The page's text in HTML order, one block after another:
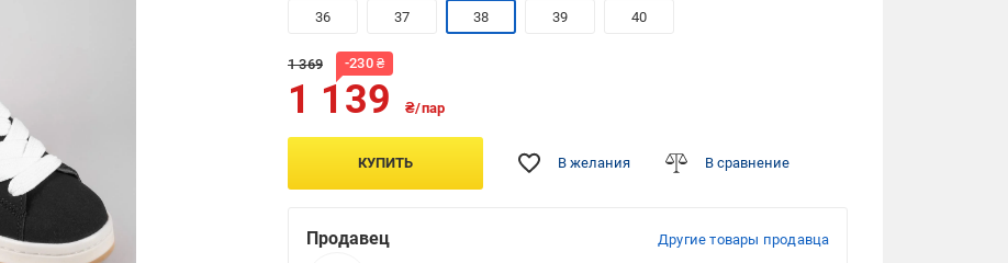
36 37 38 39 40
1 369 -230₴
1 139 ₴/пар
КУПИТЬ В желания В сравнение
Продавец Другие товары продавца